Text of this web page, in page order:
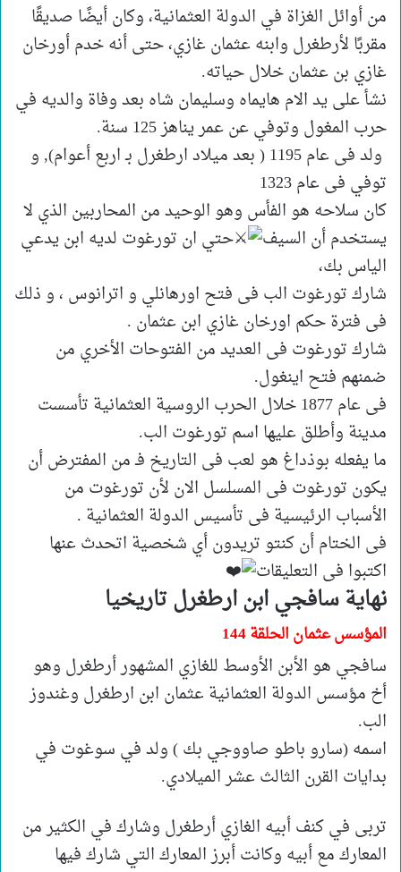
من أوائل الغزاة في الدولة العثمانية، وكان أيضًا صديقًا
مقربًا لأرطغرل وابنه عثمان غازي، حتى أنه خدم أورخان
غازي بن عثمان خلال حياته.
نشأ على يد الام هايماه وسليمان شاه بعد وفاة والديه في
حرب المغول وتوفي عن عمر يناهز 125 سنة.
ولد فى عام 1195 ( بعد ميلاد ارطغرل بـ اربع أعوام), و
توفي فى عام 1323
كان سلاحه هو الفأس وهو الوحيد من المحاربين الذي لا
يستخدم أن السيف
حتي ان تورغوت لديه ابن يدعي
الياس بك،
شارك تورغوت الب فى فتح اورهانلي و اترانوس ، و ذلك
فى فترة حكم اورخان غازي ابن عثمان .
شارك تورغوت فى العديد من الفتوحات الأخري من
ضمنهم فتح اينغول.
فى عام 1877 خلال الحرب الروسية العثمانية تأسست
مدينة وأطلق عليها اسم تورغوت الب.
ما يفعله بوذداغ هو لعب فى التاريخ فـ من المفترض أن
يكون تورغوت فى المسلسل الان لأن تورغوت من
الأسباب الرئيسية فى تأسيس الدولة العثمانية .
فى الختام أن كنتو تريدون أي شخصية اتحدث عنها
اكتبوا فى التعليقات
نهاية سافجي ابن ارطغرل تاريخيا
المؤسس عثمان الحلقة 144
سافجي هو الأبن الأوسط للغازي المشهور أرطغرل وهو
أخ مؤسس الدولة العثمانية عثمان ابن ارطغرل وغندوز
الب.
اسمه (سارو باطو صاووجي بك ) ولد في سوغوت في
بدايات القرن الثالث عشر الميلادي.
تربى في كنف أبيه الغازي أرطغرل وشارك في الكثير من
المعارك مع أبيه وكانت أبرز المعارك التي شارك فيها